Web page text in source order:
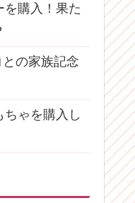
購入！果た
の家族記念
ゃを購入し